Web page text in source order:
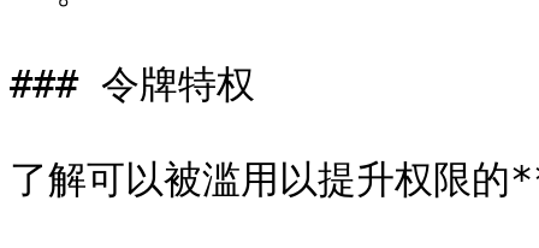
### 令牌特权
了解可以被滥用以提升权限